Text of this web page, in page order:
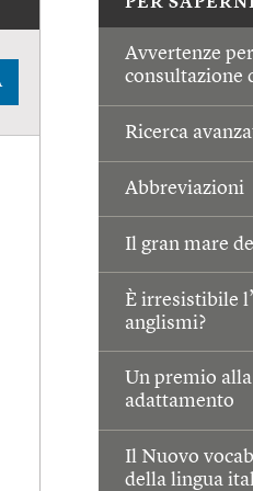
Avvertenze
consultazione
Ricerca
Abbreviazioni
Il gran mare
È irresistibile
anglismi?
Un premio
adattamento
Il Nuovo
della lingua